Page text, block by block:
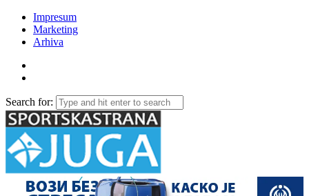
Impresum
Marketing
Arhiva
Search for: